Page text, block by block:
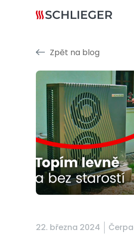
Zpět na blog
22. března 2024